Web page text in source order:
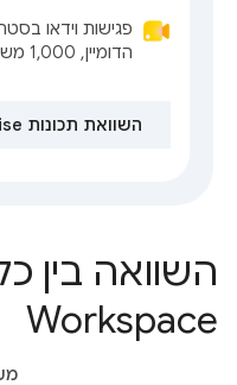
פגישות וידאו
הדומיין, 1,000 משתתפים
השוואת תכונות Enterprise
השוואה בין
Workspace